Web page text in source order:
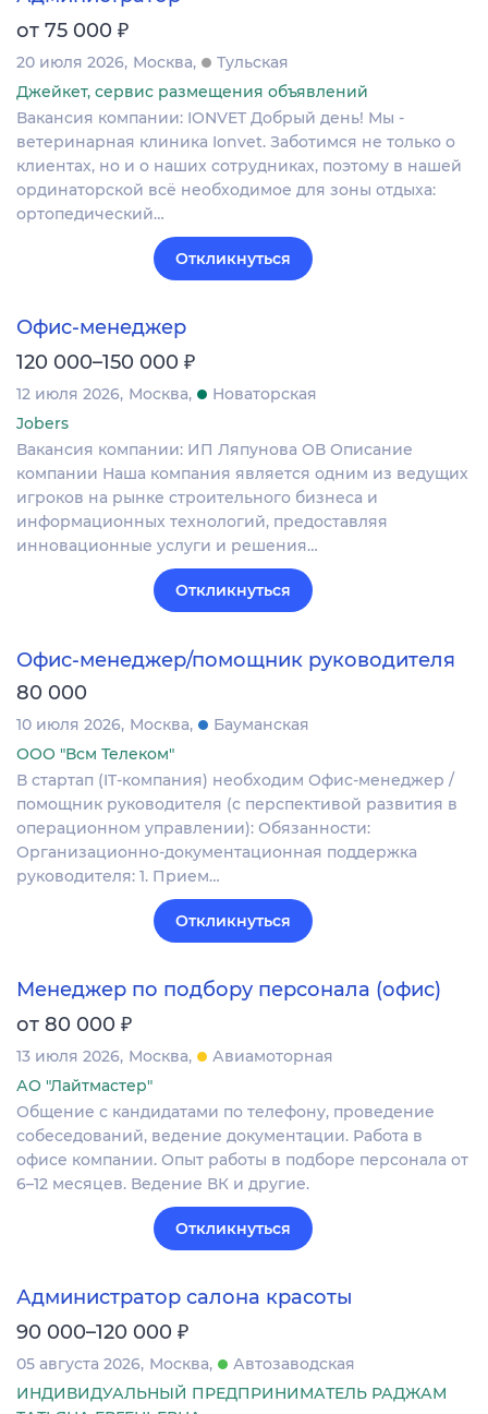
от 75 000 ₽
20 июля 2026 Москва
Тульская
Джейкет, сервис размещения объявлений
Вакансия компании: IONVET Добрый день! Мы -
ветеринарная клиника Ionvet. Заботимся не только о
клиентах, но и о наших сотрудниках, поэтому в нашей
ординаторской всё необходимое для зоны отдыха:
ортопедический…
Откликнуться
Офис-менеджер
120 000–150 000 ₽
12 июля 2026 Москва
Новаторская
Jobers
Вакансия компании: ИП Ляпунова ОВ Описание
компании Наша компания является одним из ведущих
игроков на рынке строительного бизнеса и
информационных технологий, предоставляя
инновационные услуги и решения…
Откликнуться
Офис-менеджер/помощник руководителя
80 000
10 июля 2026 Москва
Бауманская
ООО "Всм Телеком"
В стартап (IT-компания) необходим Офис-менеджер /
помощник руководителя (с перспективой развития в
операционном управлении): Обязанности:
Организационно-документационная поддержка
руководителя: 1. Прием…
Откликнуться
Менеджер по подбору персонала (офис)
от 80 000 ₽
13 июля 2026 Москва
Авиамоторная
АО "Лайтмастер"
Общение с кандидатами по телефону, проведение
собеседований, ведение документации. Работа в
офисе компании. Опыт работы в подборе персонала от
6–12 месяцев. Ведение ВК и другие.
Откликнуться
Администратор салона красоты
90 000–120 000 ₽
05 августа 2026 Москва
Автозаводская
ИНДИВИДУАЛЬНЫЙ ПРЕДПРИНИМАТЕЛЬ РАДЖАМ